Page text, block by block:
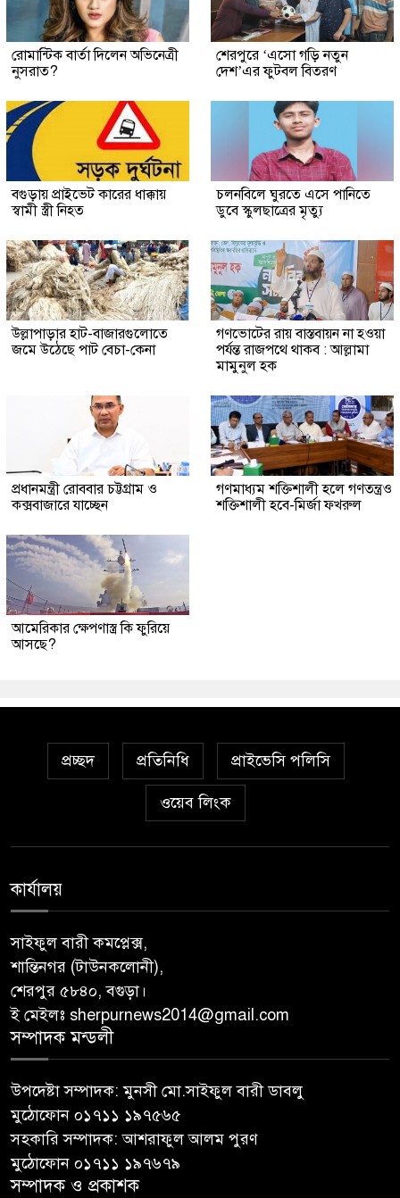
রোমান্টিক বার্তা দিলেন অভিনেত্রী
নুসরাত?
শেরপুরে ‘এসো গড়ি নতুন
দেশ’এর ফুটবল বিতরণ
বগুড়ায় প্রাইভেট কারের ধাক্কায়
স্বামী স্ত্রী নিহত
চলনবিলে ঘুরতে এসে পানিতে
ডুবে স্কুলছাত্রের মৃত্যু
উল্লাপাড়ার হাট-বাজারগুলোতে
জমে উঠেছে পাট বেচা-কেনা
গণভোটের রায় বাস্তবায়ন না হওয়া
পর্যন্ত রাজপথে থাকব : আল্লামা
মামুনুল হক
প্রধানমন্ত্রী রোববার চট্টগ্রাম ও
কক্সবাজারে যাচ্ছেন
গণমাধ্যম শক্তিশালী হলে গণতন্ত্রও
শক্তিশালী হবে-মির্জা ফখরুল
আমেরিকার ক্ষেপণাস্ত্র কি ফুরিয়ে
আসছে?
প্রচ্ছদ প্রতিনিধি প্রাইভেসি পলিসি
ওয়েব লিংক
কার্যালয়
সাইফুল বারী কমপ্লেক্স,
শান্তিনগর (টাউনকলোনী),
শেরপুর ৫৮৪০, বগুড়া।
ই মেইলঃ sherpurnews2014@gmail.com
সম্পাদক মন্ডলী
উপদেষ্টা সম্পাদক: মুনসী মো.সাইফুল বারী ডাবলু
মুঠোফোন ০১৭১১ ১৯৭৫৬৫
সহকারি সম্পাদক: আশরাফুল আলম পুরণ
মুঠোফোন ০১৭১১ ১৯৭৬৭৯
সম্পাদক ও প্রকাশক